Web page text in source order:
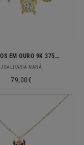
BRINCOS EM OURO 9K 375% C/ ZIRCONIAS
Fornecedor:
JOALHARIA NANÁ
Preço
79,00€